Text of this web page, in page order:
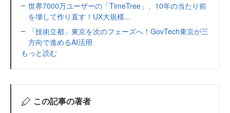
世界7000万ユーザーの「TimeTree」、10年の当たり前
を壊して作り直す！UX大規模...
「技術立都」東京を次のフェーズへ！GovTech東京が三
方向で進めるAI活用
もっと読む
この記事の著者